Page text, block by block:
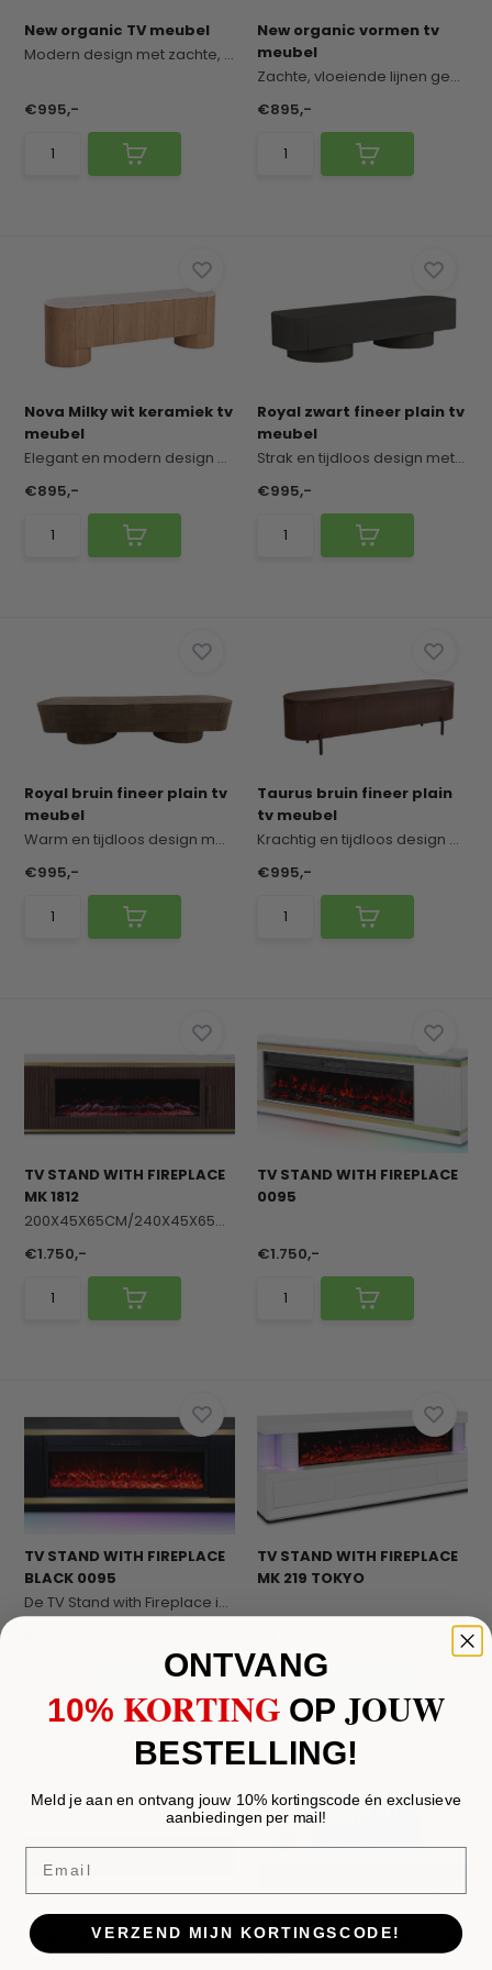
New organic TV meubel
Modern design met zachte, organische vormen en e...
€995,-
New organic vormen tv
meubel
Zachte, vloeiende lijnen geven dit meubel een mo...
€895,-
Nova Milky wit keramiek tv
meubel
Elegant en modern design met een zachte, verfijn...
€895,-
Royal zwart fineer plain tv
meubel
Strak en tijdloos design met een krachtige, mode...
€995,-
Royal bruin fineer plain tv
meubel
Warm en tijdloos design met een elegante uitstra...
€995,-
Taurus bruin fineer plain
tv meubel
Krachtig en tijdloos design met een warme, verfi...
€995,-
TV STAND WITH FIREPLACE
MK 1812
200X45X65CM/240X45X65CM
€1.750,-
TV STAND WITH FIREPLACE
0095
€1.750,-
TV STAND WITH FIREPLACE
BLACK 0095
De TV Stand with Fireplace in Black brengt stijl...
TV STAND WITH FIREPLACE
MK 219 TOKYO
TV STAND WITH FIREPLACE
MK 218TOGG
TV STAND WITH FIREPLACE
ASYA
ONTVANG
10% KORTING OPJOUW
BESTELLING!
Meld je aan en ontvang jouw 10% kortingscode én exclusieve
aanbiedingen per mail!
VERZEND MIJN KORTINGSCODE!